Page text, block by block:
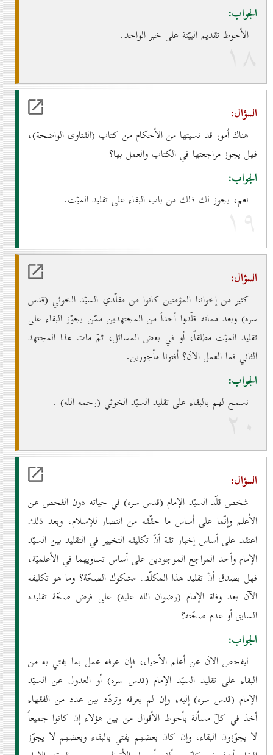
الجواب:
الأحوط تقديم البيّنة على خبر الواحد.
۱۸
السؤال:
هناك اُمور قد نسيتها من الأحكام من كتاب (الفتاوى الواضحة)،
فهل يجوز مراجعتها في الكتاب والعمل بها؟
الجواب:
نعم، يجوز لك ذلك من باب البقاء على تقليد الميّت.
۱۹
السؤال:
كثير من إخواننا المؤمنين كانوا من مقلّدي السيّد الخوئي (قدس
سره) وبعد مماته قلّدوا أحداً من المجتهدين ممّن يجوّز البقاء على
تقليد الميّت مطلقاً، أو في بعض المسائل، ثمّ مات هذا المجتهد
الثاني فما العمل الآن؟ أفتونا مأجورين.
الجواب:
نسمح لهم بالبقاء على تقليد السيّد الخوئي (رحمه الله) .
۲٠
السؤال:
شخص قلّد السيّد الإمام (قدس سره) في حياته دون الفحص عن
الأعلم وإنّما على أساس ما حقّقه من انتصار للإسلام، وبعد ذلك
اعتقد على أساس إخبار ثقة أنّ تكليفه التخيير في التقليد بين السيّد
الإمام وأحد المراجع الموجودين على أساس تساويهما في الأعلميّة،
فهل يصدق أنّ تقليد هذا المكلّف مشكوك الصحّة؟ وما هو تكليفه
الآن بعد وفاة الإمام (رضوان الله عليه) على فرض صحّة تقليده
السابق أو عدم صحّته؟
الجواب:
ليفحص الآن عن أعلم الأحياء، فإن عرفه عمل بما يفتي به من
البقاء على تقليد السيّد الإمام (قدس سره) أو العدول عن السيّد
الإمام (قدس سره) إليه، وإن لم يعرفه وتردّد بين عدد من الفقهاء
أخذ في كلّ مسألة بأحوط الأقوال من بين هؤلاء إن كانوا جميعاً
لا يجوّزون البقاء، وإن كان بعضهم يفتي بالبقاء وبعضهم لا يجوّز